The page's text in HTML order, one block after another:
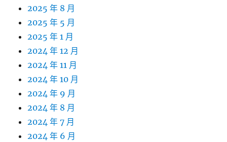
2025 年 8 月
2025 年 5 月
2025 年 1 月
2024 年 12 月
2024 年 11 月
2024 年 10 月
2024 年 9 月
2024 年 8 月
2024 年 7 月
2024 年 6 月